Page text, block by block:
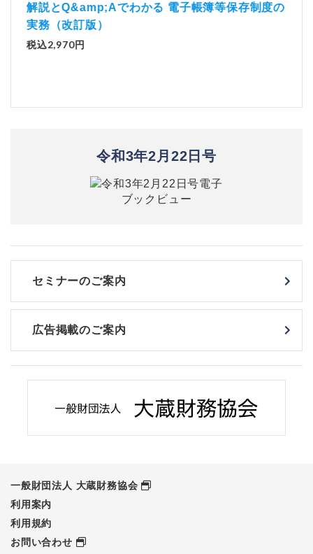
解説とQ&amp;Aでわかる 電子帳簿等保存制度の
実務（改訂版）
税込2,970円
令和3年2月22日号
セミナーのご案内
広告掲載のご案内
一般財団法人 大蔵財務協会
利用案内
利用規約
お問い合わせ